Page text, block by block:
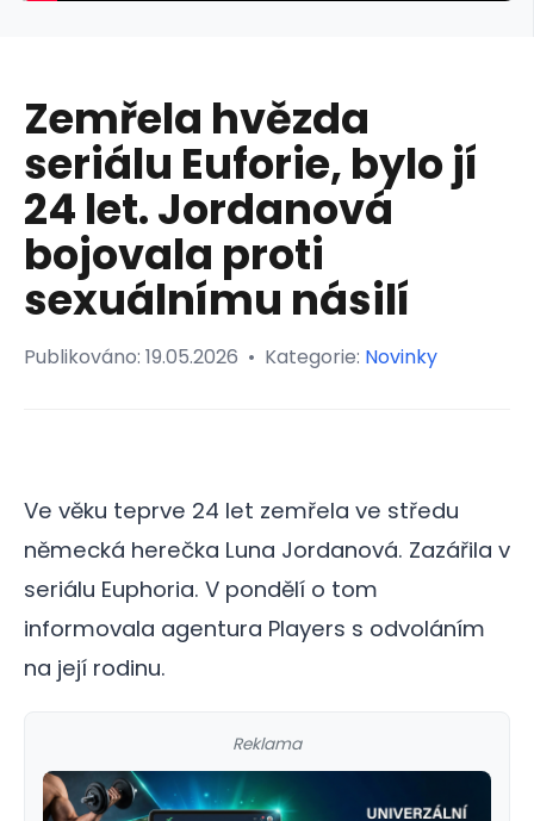
Zemřela hvězda
seriálu Euforie, bylo jí
24 let. Jordanová
bojovala proti
sexuálnímu násilí
Publikováno: 19.05.2026 • Kategorie: Novinky
Ve věku teprve 24 let zemřela ve středu
německá herečka Luna Jordanová. Zazářila v
seriálu Euphoria. V pondělí o tom
informovala agentura Players s odvoláním
na její rodinu.
Reklama